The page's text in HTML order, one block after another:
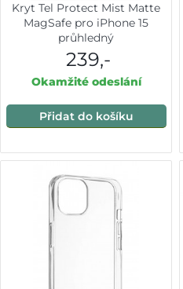
Kryt Tel Protect Mist Matte
MagSafe pro iPhone 15
průhledný
239,-
Okamžité odeslání
Přidat do košíku